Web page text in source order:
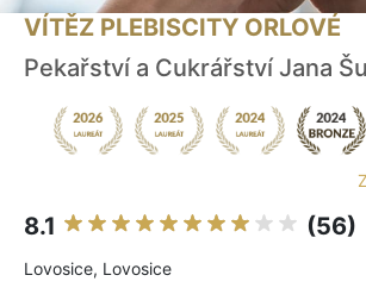
VÍTĚZ PLEBISCITY ORLOVÉ
Pekařství a Cukrářství Jana
8.1 (56)
Lovosice, Lovosice